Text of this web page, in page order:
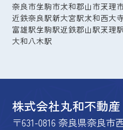
奈良市生駒市大和郡山市天理
近鉄奈良駅新大宮駅大和西大
富雄駅生駒駅近鉄郡山駅天理
大和八木駅
株式会社丸和不動産
〒631-0816 奈良県奈良市